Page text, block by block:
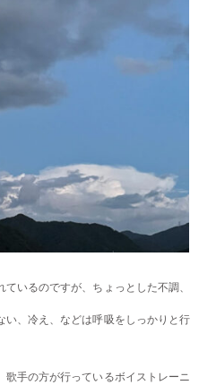
いるのですが、ちょっとした不調、
、冷え、などは呼吸をしっかりと行
手の方が行っているボイストレーニ